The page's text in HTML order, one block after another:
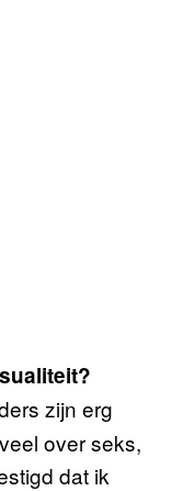
zijn erg
over seks,
dat ik